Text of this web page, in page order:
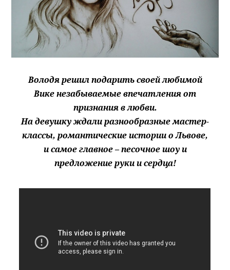
Володя решил подарить своей любимой
Вике незабываемые впечатления от
признания в любви.
На девушку ждали разнообразные мастер-
классы, романтические истории о Львове,
и самое главное – песочное шоу и
предложение руки и сердца!